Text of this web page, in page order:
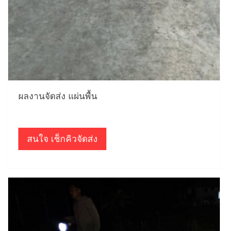
ผลงานจัดส่ง แผ่นพื้น
สนใจ เช็กคิวจัดส่ง